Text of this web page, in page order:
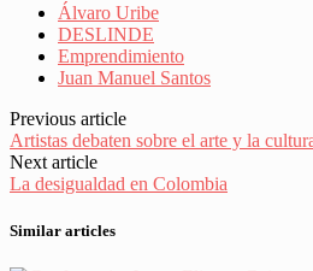
Álvaro Uribe
DESLINDE
Emprendimiento
Juan Manuel Santos
Previous article
Artistas debaten sobre el arte y la
Next article
La desigualdad en Colombia
Similar articles